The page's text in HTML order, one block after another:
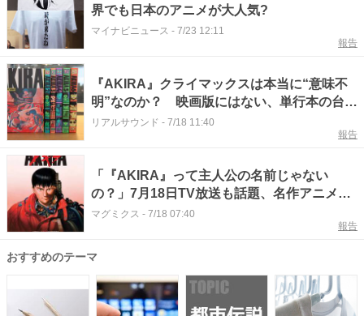
界でも日本のアニメが大人気?
マイナビニュース - 7/23 12:11
報告
『AKIRA』クライマックスは本当に“意味不
明”なのか？ 映画版にはない、単行本の台詞
から読み解く
リアルサウンド - 7/18 11:40
報告
「『AKIRA』って主人公の名前じゃない
の？」7月18日TV放送も話題、名作アニメ
の“うっかり勘違い”
マグミクス - 7/18 07:40
報告
おすすめのテーマ